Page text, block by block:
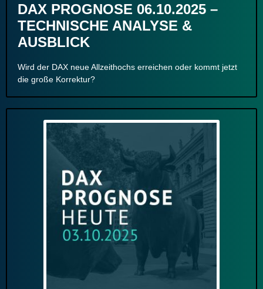
DAX PROGNOSE 06.10.2025 –
TECHNISCHE ANALYSE &
AUSBLICK
Wird der DAX neue Allzeithochs erreichen oder kommt jetzt
die große Korrektur?